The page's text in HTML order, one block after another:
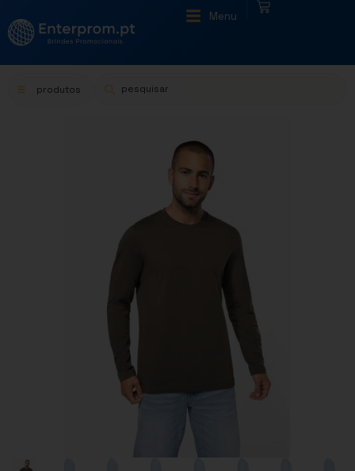
Menu
produtos